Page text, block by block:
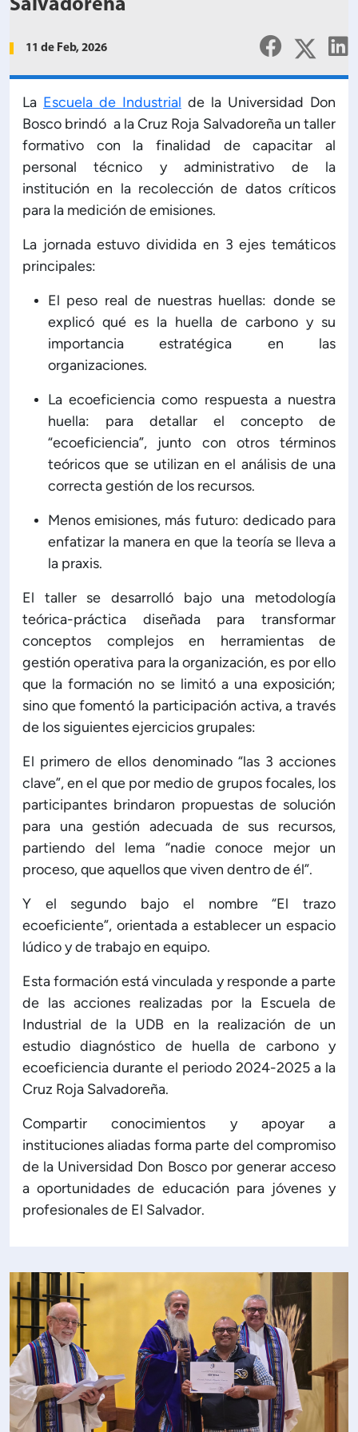
Capacitación Institucional
Estructura organizativa
Rector
Académica
Secretaría General
de Ciencia y Tecnología
de Gestión Institucional
de Administración y Finanzas
Profesional e Internacionalización
Calidad Académica
Políticas institucionales
Boletín de noticias
Línea de tiempo
Salvadoreña
11 de Feb, 2026
La Escuela de Industrial de la Universidad Don
Bosco brindó a la Cruz Roja Salvadoreña un taller
formativo con la finalidad de capacitar al
personal técnico y administrativo de la
institución en la recolección de datos críticos
para la medición de emisiones.
La jornada estuvo dividida en 3 ejes temáticos
principales:
El peso real de nuestras huellas: donde se
explicó qué es la huella de carbono y su
importancia estratégica en las
organizaciones.
La ecoeficiencia como respuesta a nuestra
huella: para detallar el concepto de
“ecoeficiencia”, junto con otros términos
teóricos que se utilizan en el análisis de una
correcta gestión de los recursos.
Menos emisiones, más futuro: dedicado para
enfatizar la manera en que la teoría se lleva a
la praxis.
El taller se desarrolló bajo una metodología
teórica-práctica diseñada para transformar
conceptos complejos en herramientas de
gestión operativa para la organización, es por ello
que la formación no se limitó a una exposición;
sino que fomentó la participación activa, a través
de los siguientes ejercicios grupales:
El primero de ellos denominado “las 3 acciones
clave”, en el que por medio de grupos focales, los
participantes brindaron propuestas de solución
para una gestión adecuada de sus recursos,
partiendo del lema “nadie conoce mejor un
proceso, que aquellos que viven dentro de él”.
Y el segundo bajo el nombre “El trazo
ecoeficiente”, orientada a establecer un espacio
lúdico y de trabajo en equipo.
Esta formación está vinculada y responde a parte
de las acciones realizadas por la Escuela de
Industrial de la UDB en la realización de un
estudio diagnóstico de huella de carbono y
ecoeficiencia durante el periodo 2024-2025 a la
Cruz Roja Salvadoreña.
Compartir conocimientos y apoyar a
instituciones aliadas forma parte del compromiso
de la Universidad Don Bosco por generar acceso
a oportunidades de educación para jóvenes y
profesionales de El Salvador.